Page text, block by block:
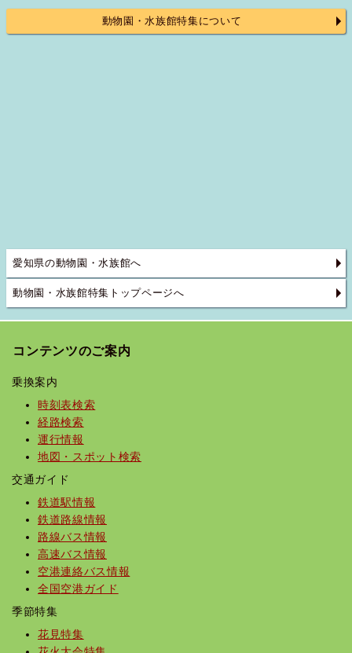
動物園・水族館特集について
愛知県の動物園・水族館へ
動物園・水族館特集トップページへ
コンテンツのご案内
乗換案内
時刻表検索
経路検索
運行情報
地図・スポット検索
交通ガイド
鉄道駅情報
鉄道路線情報
路線バス情報
高速バス情報
空港連絡バス情報
全国空港ガイド
季節特集
花見特集